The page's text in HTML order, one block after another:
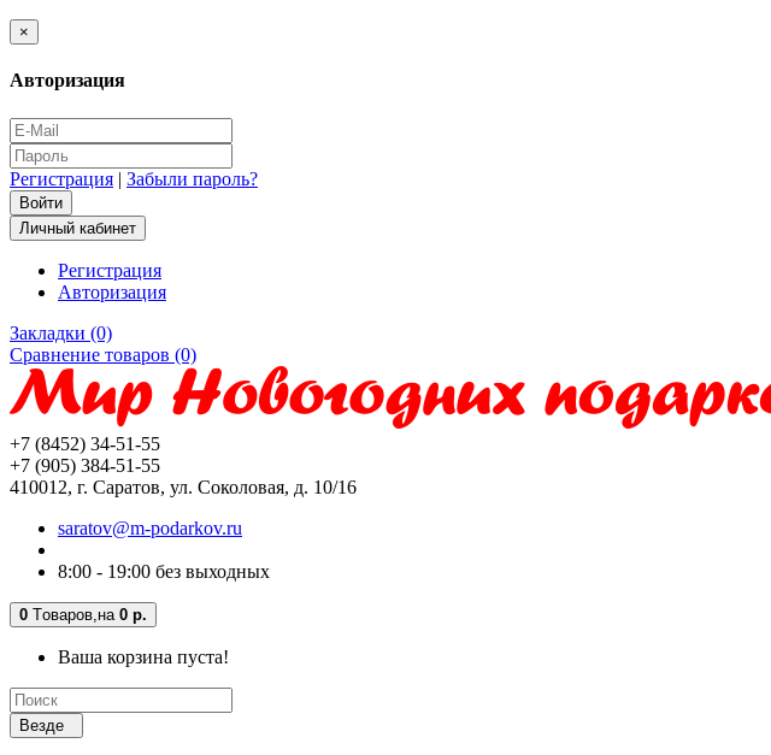
×
Авторизация
Регистрация | Забыли пароль?
Личный кабинет
Регистрация
Авторизация
Закладки (0)
Сравнение товаров (0)
+7 (8452) 34-51-55
+7 (905) 384-51-55
410012, г. Саратов, ул. Соколовая, д. 10/16
saratov@m-podarkov.ru
8:00 - 19:00 без выходных
0 Tоваров, на 0 р.
Ваша корзина пуста!
Везде